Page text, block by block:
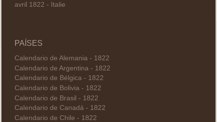
avril 1822 - Italie
PAÍSES
Calendario de Alemania - 1822
Calendario de Argentina - 1822
Calendario de Bélgica - 1822
Calendario de Bolivia - 1822
Calendario de Brasil - 1822
Calendario de Canadá - 1822
Calendario de Chile - 1822